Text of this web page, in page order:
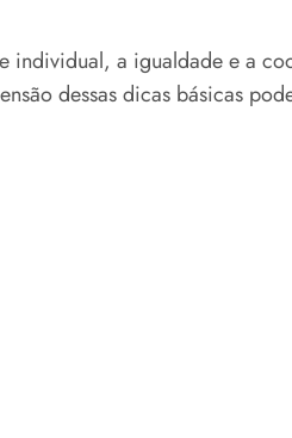
a igualdade e a
dessas dicas básicas